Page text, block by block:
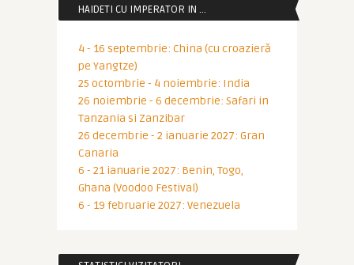
HAIDETI CU IMPERATOR IN …
4 - 16 septembrie: China (cu croazieră
pe Yangtze)
25 octombrie - 4 noiembrie: India
26 noiembrie - 6 decembrie: Safari in
Tanzania si Zanzibar
26 decembrie - 2 ianuarie 2027: Gran
Canaria
6 - 21 ianuarie 2027: Benin, Togo,
Ghana (Voodoo Festival)
6 - 19 februarie 2027: Venezuela